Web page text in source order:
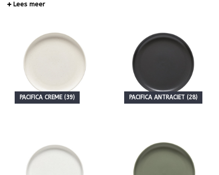
perfecte tafelsetting
Lees meer
PACIFICA CREME (39) PACIFICA ANTRACIET (28)